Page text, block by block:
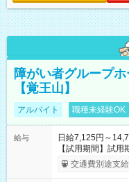
障がい者グループ
【覚王山】
アルバイト 職種未経験OK
給与
日給7,125円～
【試用期間】試
給与は本採用時と
交通費別途支